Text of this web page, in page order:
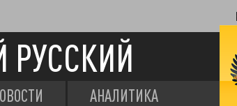
РУССКИЙ
АНАЛИТИКА